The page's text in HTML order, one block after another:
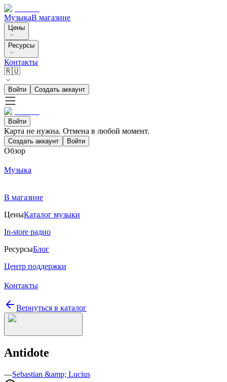
МузыкаВ магазине
Цены
Ресурсы
Контакты
🇷🇺
Войти Создать аккаунт
Войти
Карта не нужна. Отмена в любой момент.
Создать аккаунт Войти
Обзор
Музыка
В магазине
ЦеныКаталог музыки
In-store радио
РесурсыБлог
Центр поддержки
Контакты
Вернуться в каталог
Antidote
—Sebastian &amp; Lucius